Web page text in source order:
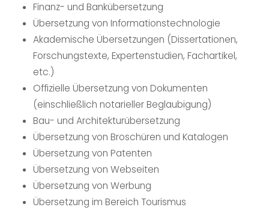
Finanz- und Bankübersetzung
Übersetzung von Informationstechnologie
Akademische Übersetzungen (Dissertationen,
Forschungstexte, Expertenstudien, Fachartikel,
etc.)
Offizielle Übersetzung von Dokumenten
(einschließlich notarieller Beglaubigung)
Bau- und Architekturübersetzung
Übersetzung von Broschüren und Katalogen
Übersetzung von Patenten
Übersetzung von Webseiten
Übersetzung von Werbung
Übersetzung im Bereich Tourismus